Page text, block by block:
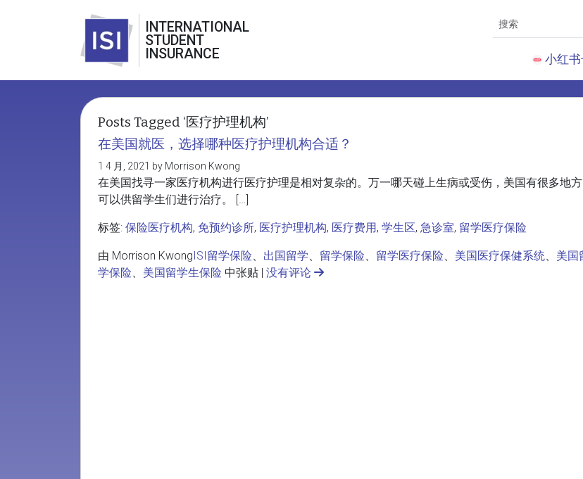
INTERNATIONAL
STUDENT
INSURANCE
小红
Posts Tagged ‘医疗护理机构’
在美国就医，选择哪种医疗护理机构合适？
1 4 月, 2021 by Morrison Kwong
在美国找寻一家医疗机构进行医疗护理是相对复杂的。万一哪天碰上生病或受伤，美国有很多地方
可以供留学生们进行治疗。 […]
标签: 保险医疗机构, 免预约诊所, 医疗护理机构, 医疗费用, 学生区, 急诊室, 留学医疗保险
由 Morrison KwongISI留学保险、 出国留学、 留学保险、 留学医疗保险、 美国医疗保健系统、 美国
学保险、 美国留学生保险 中张贴 | 没有评论